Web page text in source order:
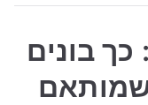
כך בונים
שמותאם